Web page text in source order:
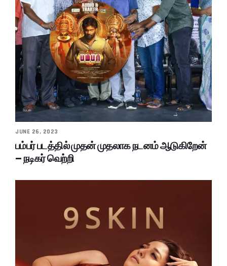
JUNE 26, 2023
பம்பர் படத்தில் முதன் முதலாக நடனம் ஆடுகிறேன்
– நடிகர் வெற்றி